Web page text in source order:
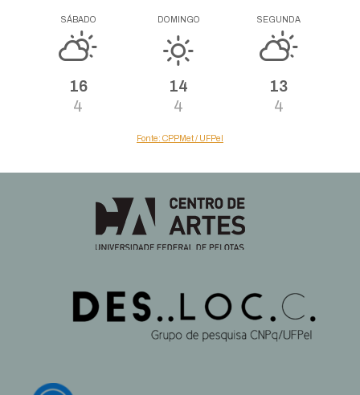
SÁBADO
16
4
DOMINGO
14
4
SEGUNDA
13
4
Fonte: CPPMet / UFPel